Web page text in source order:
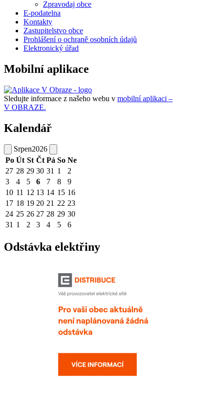
Zpravodaj obce
E-podatelna
Kontakty
Zastupitelstvo obce
Prohlášení o ochraně osobních údajů
Elektronický úřad
Mobilní aplikace
Sledujte informace z našeho webu v mobilní aplikaci –
V OBRAZE.
Kalendář
Srpen2026
Po Út St Čt Pá So Ne
27 28 29 30 31 1
2
3
4 5 6 7 8
9
10 11 12 13 14 15 16
17 18 19 20 21 22 23
24 25 26 27 28 29 30
31 1 2 3 4 5 6
Odstávka elektřiny